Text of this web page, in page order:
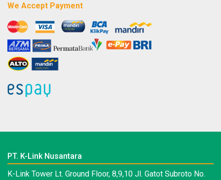
We Accept Payment
PT. K-Link Nusantara
K-Link Tower Lt. Ground Floor, 8,9,10 Jl. Gatot Subroto No.